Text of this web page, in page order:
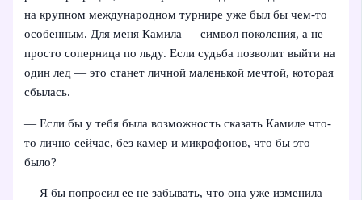
на крупном международном турнире уже был бы чем-то
особенным. Для меня Камила — символ поколения, а не
просто соперница по льду. Если судьба позволит выйти на
один лед — это станет личной маленькой мечтой, которая
сбылась.
— Если бы у тебя была возможность сказать Камиле что-
то лично сейчас, без камер и микрофонов, что бы это
было?
— Я бы попросил ее не забывать, что она уже изменила